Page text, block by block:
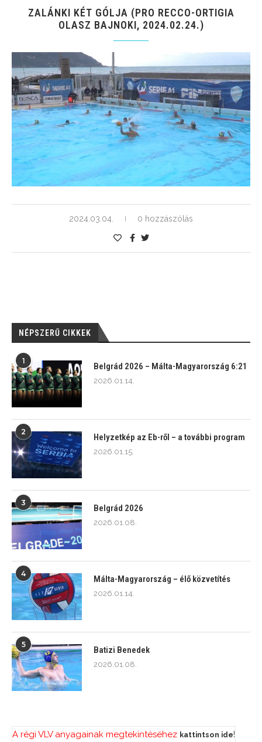
ZALÁNKI KÉT GÓLJA (PRO RECCO-ORTIGIA
OLASZ BAJNOKI, 2024.02.24.)
2024.03.04. 0 hozzászólás
NÉPSZERŰ CIKKEK
1
Belgrád 2026 – Málta-Magyarország 6:21
2026.01.14.
2
Helyzetkép az Eb-ről – a további program
2026.01.15.
3
Belgrád 2026
2026.01.08.
4
Málta-Magyarország – élő közvetítés
2026.01.14.
5
Batizi Benedek
2026.01.08.
A régi VLV anyagainak megtekintéséhez kattintson ide!